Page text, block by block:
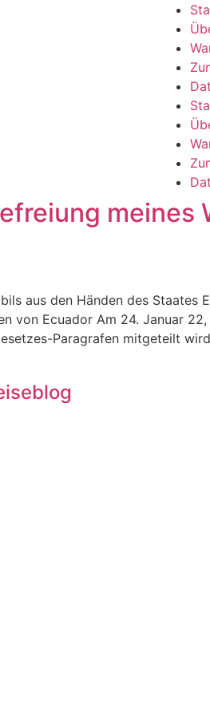
meines
aus den Händen des
von Ecuador Am 24. Januar
Paragrafen mitgeteilt